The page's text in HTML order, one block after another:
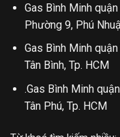
Gas Bình Minh
Phường 9, Phú
Gas Bình Minh
Tân Bình, Tp. HCM
.Gas Bình Minh
Tân Phú, Tp. HCM